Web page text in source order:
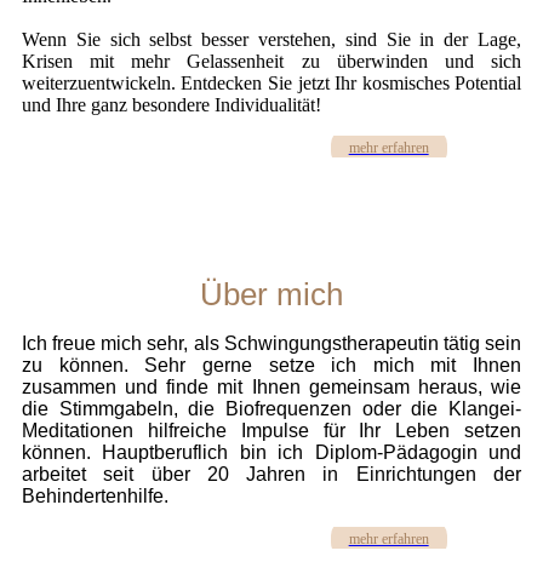
Wenn Sie sich selbst besser verstehen, sind Sie in der Lage,
Krisen mit mehr Gelassenheit zu überwinden und sich
weiterzuentwickeln. Entdecken Sie jetzt Ihr kosmisches Potential
und Ihre ganz besondere Individualität!
mehr erfahren
Über mich
Ich freue mich sehr, als Schwingungstherapeutin tätig sein
zu können. Sehr gerne setze ich mich mit Ihnen
zusammen und finde mit Ihnen gemeinsam heraus, wie
die Stimmgabeln, die Biofrequenzen oder die Klangei-
Meditationen hilfreiche Impulse für Ihr Leben setzen
können. Hauptberuflich bin ich Diplom-Pädagogin und
arbeitet seit über 20 Jahren in Einrichtungen der
Behindertenhilfe.
mehr erfahren